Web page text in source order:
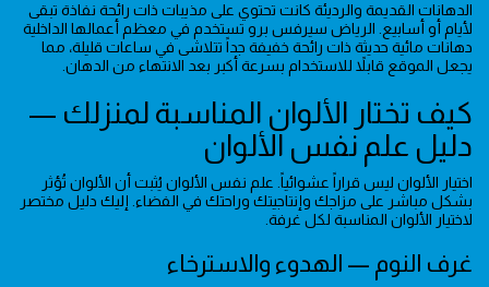
الدهانات القديمة والرديئة كانت تحتوي على مذيبات ذات رائحة نفاذة تبقى
لأيام أو أسابيع. الرياض سيرفس برو تستخدم في معظم أعمالها الداخلية
دهانات مائية حديثة ذات رائحة خفيفة جداً تتلاشى في ساعات قليلة، مما
يجعل الموقع قابلاً للاستخدام بسرعة أكبر بعد الانتهاء من الدهان.
كيف تختار الألوان المناسبة لمنزلك —
دليل علم نفس الألوان
اختيار الألوان ليس قراراً عشوائياً. علم نفس الألوان يُثبت أن الألوان تُؤثر
بشكل مباشر على مزاجك وإنتاجيتك وراحتك في الفضاء. إليك دليل مختصر
لاختيار الألوان المناسبة لكل غرفة.
غرف النوم — الهدوء والاسترخاء